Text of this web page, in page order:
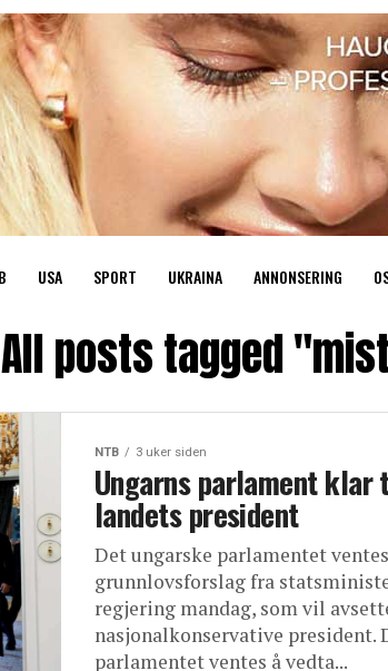
USA SPORT UKRAINA ANNONSERING
All posts tagged
NTB 3 uker siden
Ungarns parlament klar
landets president
Det ungarske parlamentet
grunnlovsforslag fra
regjering mandag, som vil
nasjonalkonservative president.
parlamentet ventes å vedta...